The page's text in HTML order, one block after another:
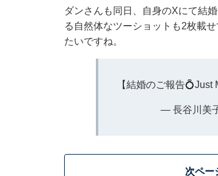
ダンさんも同日、自身のXにて結
る自然体なツーショットも2枚載
たいですね。
【結婚のご報告💍Just
— 長谷川美
次ペー